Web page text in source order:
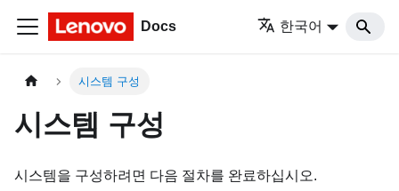
Docs 한국어
시스템 구성
시스템 구성
시스템을 구성하려면 다음 절차를 완료하십시오.